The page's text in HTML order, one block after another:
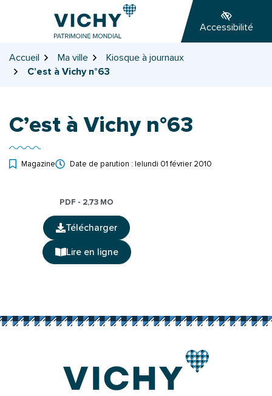
page
Accessibilité
Accueil Ma ville
Kiosque à journaux
C’est à Vichy n°63
C’est à Vichy n°63
Magazine Date de parution : lelundi 01 février 2010
PDF - 2,73 MO
Télécharger
(ouverture dans un nouvel onglet)
Lire en ligne